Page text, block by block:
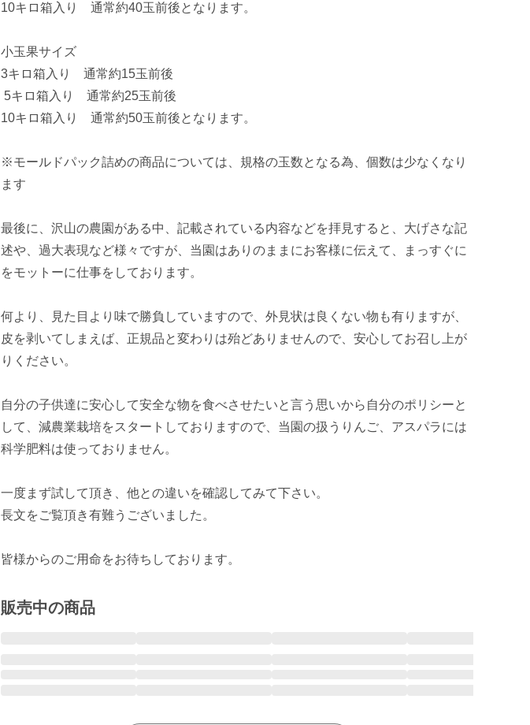
10キロ箱入り　通常約40玉前後となります。
小玉果サイズ
3キロ箱入り　通常約15玉前後
10キロ箱入り　通常約50玉前後となります。
※モールドパック詰めの商品については、規格の玉数となる為、個数は少なくなり
ます
最後に、沢山の農園がある中、記載されている内容などを拝見すると、大げさな記
述や、過大表現など様々ですが、当園はありのままにお客様に伝えて、まっすぐに
をモットーに仕事をしております。
何より、見た目より味で勝負していますので、外見状は良くない物も有りますが、
皮を剥いてしまえば、正規品と変わりは殆どありませんので、安心してお召し上が
りください。
自分の子供達に安心して安全な物を食べさせたいと言う思いから自分のポリシーと
して、減農業栽培をスタートしておりますので、当園の扱うりんご、アスパラには
科学肥料は使っておりません。
一度まず試して頂き、他との違いを確認してみて下さい。
長文をご覧頂き有難うございました。
皆様からのご用命をお待ちしております。
販売中の商品